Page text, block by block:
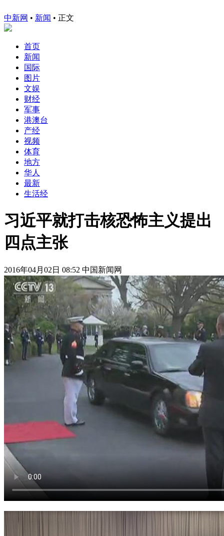
中新网 • 新闻 • 正文
首页
新闻
国际
图片
文娱
财经
军事
港澳台
产经
视频
体育
地方
华人
最新
生活经
习近平就打击核恐怖主义提出
四点主张
2016年04月02日 08:52 中国新闻网